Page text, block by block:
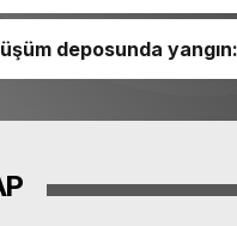
deposunda